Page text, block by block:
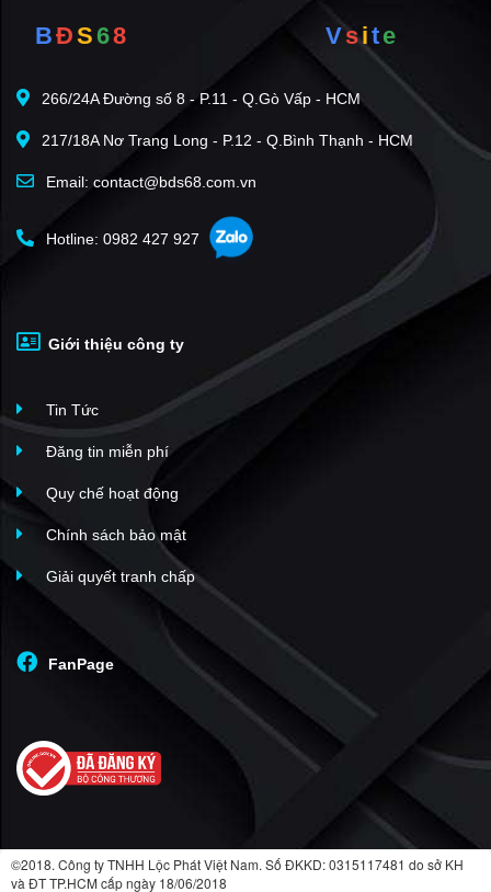
BĐS68 Vsite
266/24A Đường số 8 - P.11 - Q.Gò Vấp - HCM
217/18A Nơ Trang Long - P.12 - Q.Bình Thạnh - HCM
Email: contact@bds68.com.vn
Hotline: 0982 427 927
Giới thiệu công ty
Tin Tức
Đăng tin miễn phí
Quy chế hoạt động
Chính sách bảo mật
Giải quyết tranh chấp
FanPage
©2018. Công ty TNHH Lộc Phát Việt Nam. Số ĐKKD: 0315117481 do sở KH
và ĐT TP.HCM cấp ngày 18/06/2018